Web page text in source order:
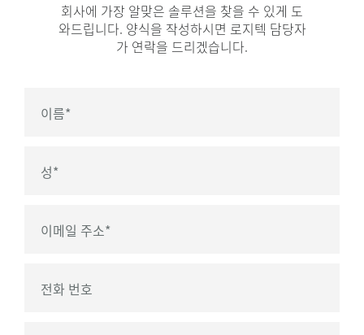
회사에 가장 알맞은 솔루션을 찾을 수 있게 도
와드립니다. 양식을 작성하시면 로지텍 담당자
가 연락을 드리겠습니다.
이름*
성*
이메일 주소*
전화 번호